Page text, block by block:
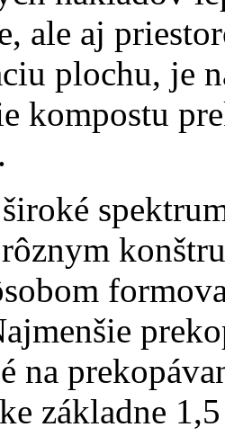
ale aj
plochu, je
kompostu
na
základne